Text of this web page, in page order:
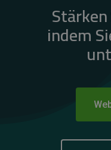
indem